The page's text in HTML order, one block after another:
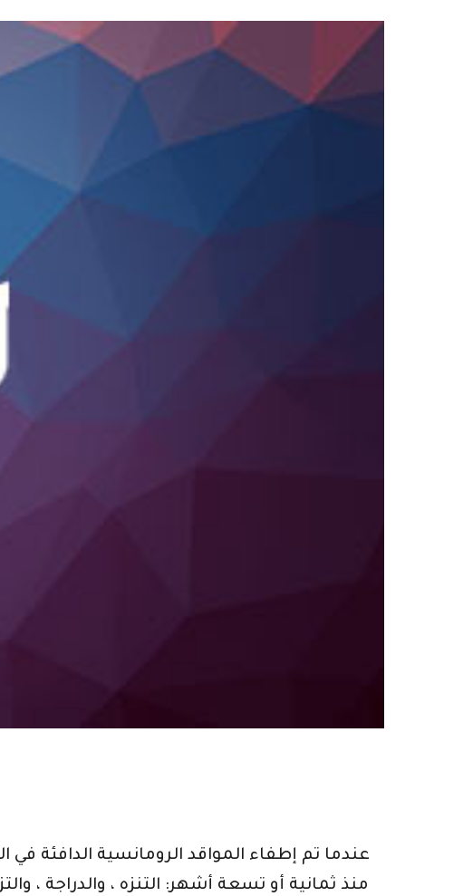
عندما تم إطفاء المواقد الرومانسية الدافئة
منذ ثمانية أو تسعة أشهر: التنزه ، والدراجة ،